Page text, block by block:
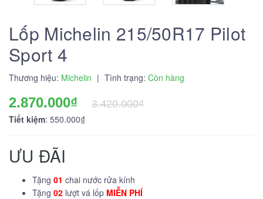
Lốp Michelin 215/50R17 Pilot
Sport 4
Thương hiệu: Michelin | Tình trạng: Còn hàng
2.870.000₫
3.420.000₫
Tiết kiệm: 550.000₫
ƯU ĐÃI
Tặng 01 chai nước rửa kính
Tặng 02 lượt vá lốp MIỄN PHÍ